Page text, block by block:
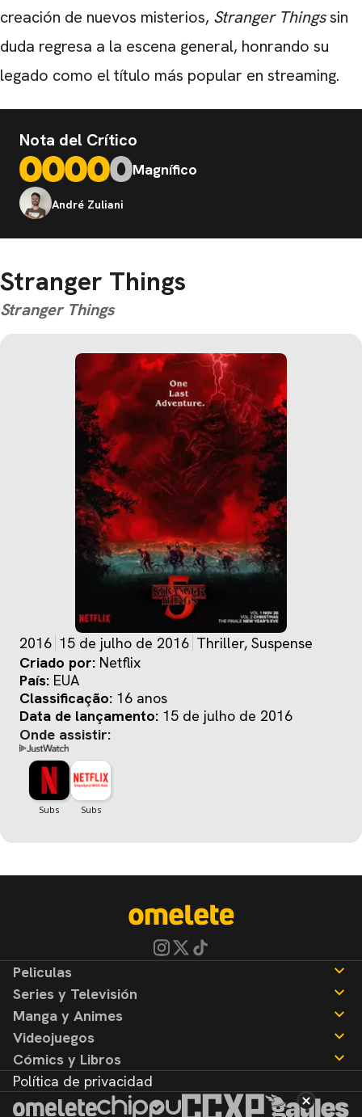
creación de nuevos misterios, Stranger Thingssin
duda regresa a la escena general, honrando su
legado como el título más popular en streaming.
Nota del Crítico
Magnífico
André Zuliani
Stranger Things
Stranger Things
2016 15 de julho de 2016 Thriller, Suspense
Criado por: Netflix
País: EUA
Classificação: 16 anos
Data de lançamento: 15 de julho de 2016
Onde assistir:
Peliculas
Noticias
Reseñas
Series y Televisión
Noticias
Reseñas
Manga y Animes
Noticias
Reseñas
Videojuegos
Noticias
Reseñas
Cómics y Libros
Noticias
Reseñas
Política de privacidad